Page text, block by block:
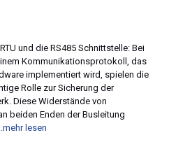
und die RS485 Schnittstelle: Bei
Kommunikationsprotokoll, das
implementiert wird, spielen die
Rolle zur Sicherung der
Diese Widerstände von
beiden Enden der Busleitung
...mehr lesen